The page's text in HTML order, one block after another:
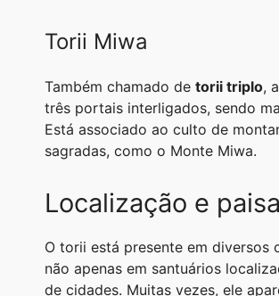
Torii Miwa
Também chamado de torii triplo,
três portais interligados, sendo
Está associado ao culto de
sagradas, como o Monte Miwa.
Localização e
O torii está presente em diversos
não apenas em santuários
de cidades. Muitas vezes, ele